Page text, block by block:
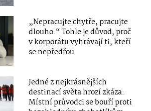
„Nepracujte chytře, pracujte
dlouho.“ Tohle je důvod, proč
v korporátu vyhrávají ti, kteří
se nepředřou
Jedné z nejkrásnějších
destinací světa hrozí zkáza.
Místní průvodci se bouří proti